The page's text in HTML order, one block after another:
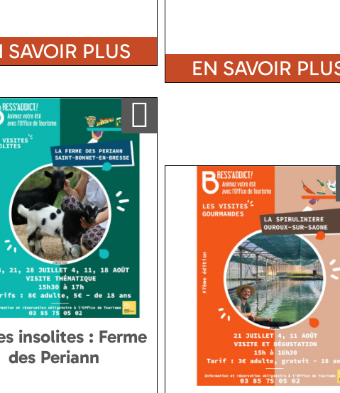
SAVOIR PLUS
EN SAVOIR
Ajouter a ma sélection
insolites : Ferme
des Periann